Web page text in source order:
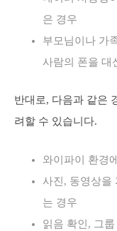
은 경우
부모님이나 가
사람의 폰을 대
반대로, 다음과 같은
려할 수 있습니다.
와이파이 환경
사진, 동영상을
는 경우
읽음 확인, 그